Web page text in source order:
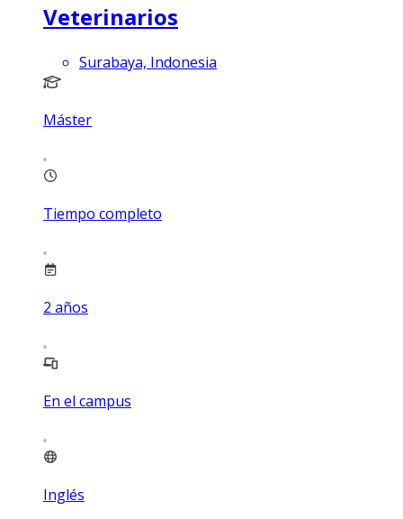
Veterinarios
Surabaya, Indonesia
Máster
Tiempo completo
2 años
En el campus
Inglés